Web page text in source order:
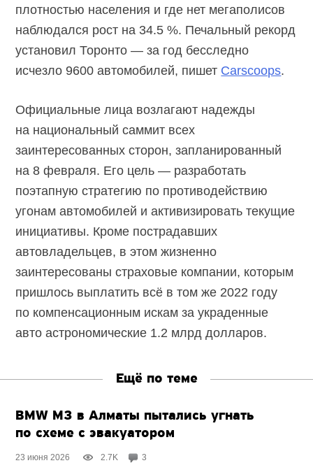
плотностью населения и где нет мегаполисов
наблюдался рост на 34.5 %. Печальный рекорд
установил Торонто — за год бесследно
исчезло 9600 автомобилей, пишет Carscoops.
Официальные лица возлагают надежды
на национальный саммит всех
заинтересованных сторон, запланированный
на 8 февраля. Его цель — разработать
поэтапную стратегию по противодействию
угонам автомобилей и активизировать текущие
инициативы. Кроме пострадавших
автовладельцев, в этом жизненно
заинтересованы страховые компании, которым
пришлось выплатить всё в том же 2022 году
по компенсационным искам за украденные
авто астрономические 1.2 млрд долларов.
Ещё по теме
BMW M3 в Алматы пытались угнать
по схеме с эвакуатором
23 июня 2026 2.7K 3